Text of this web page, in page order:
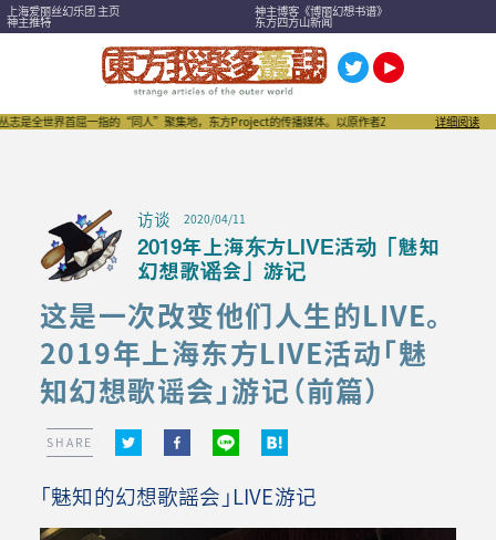
上海爱丽丝幻乐团 主页 神主博客《博丽幻想书谱》
神主推特 东方四方山新闻
屈一指的“同人”聚集地，东方Project的传播媒体。以原作者ZUN为首，作家们、作品们，以
详细阅读
访谈 2020/04/11
2019年上海东方LIVE活动「魅知
幻想歌谣会」游记
这是一次改变他们人生的LIVE。
2019年上海东方LIVE活动「魅
知幻想歌谣会」游记（前篇）
SHARE
「魅知的幻想歌謡会」LIVE游记